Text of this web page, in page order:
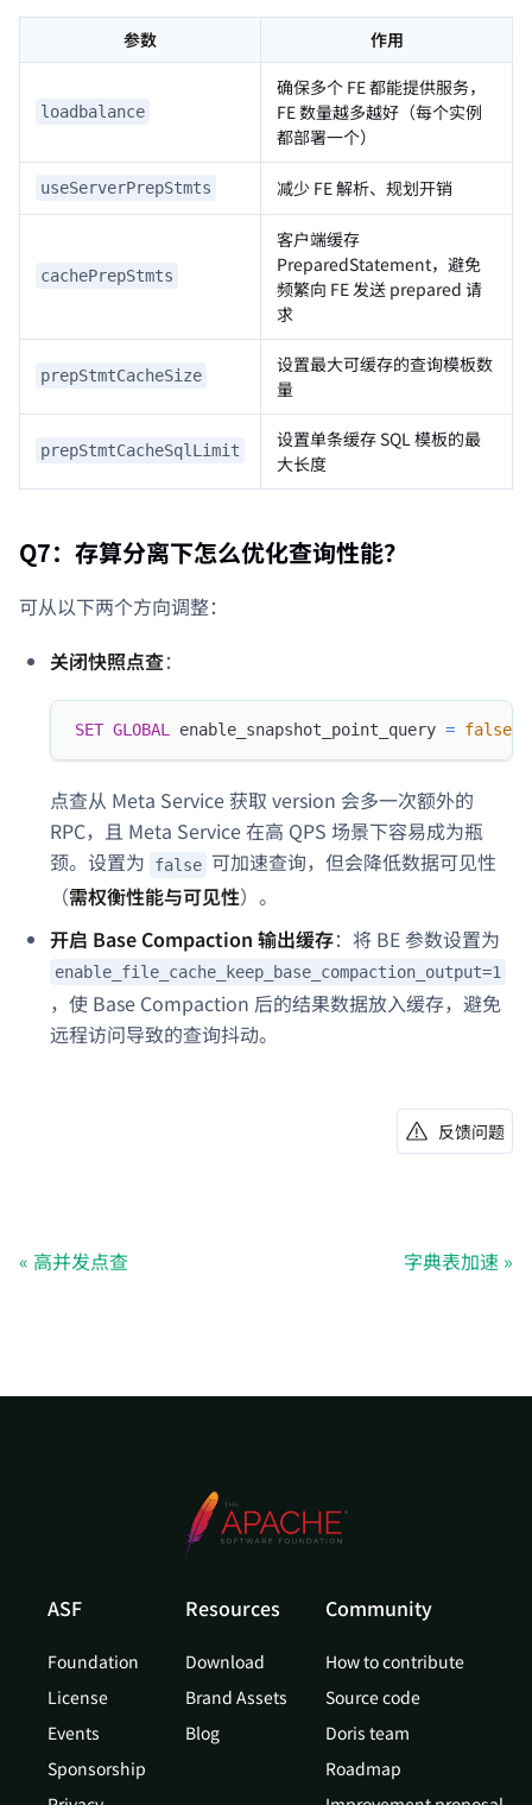
参数 作用
loadbalance
确保多个 FE 都能提供服务，
FE 数量越多越好（每个实例
都部署一个）
useServerPrepStmts 减少 FE 解析、规划开销
cachePrepStmts
客户端缓存
PreparedStatement，避免
频繁向 FE 发送 prepared 请
求
prepStmtCacheSize
设置最大可缓存的查询模板数
量
prepStmtCacheSqlLimit
设置单条缓存 SQL 模板的最
大长度
Q7：存算分离下怎么优化查询性能？
可从以下两个方向调整：
关闭快照点查：
SET GLOBAL enable_snapshot_point_query = false
点查从 Meta Service 获取 version 会多一次额外的
RPC，且 Meta Service 在高 QPS 场景下容易成为瓶
颈。设置为
false 可加速查询，但会降低数据可见性
（需权衡性能与可见性）。
开启 Base Compaction 输出缓存：将 BE 参数设置为
enable_file_cache_keep_base_compaction_output=1
，使 Base Compaction 后的结果数据放入缓存，避免
远程访问导致的查询抖动。
反馈问题
高并发点查 字典表加速
ASF
Foundation
License
Events
Sponsorship
Resources
Download
Brand Assets
Blog
Community
How to contribute
Source code
Doris team
Roadmap